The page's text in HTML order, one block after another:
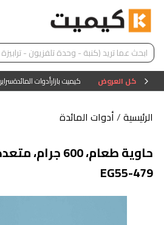
كل العروض كيميت بازارأدوات المائدةسراير
الرئيسية/أدوات المائدة
EG55-479